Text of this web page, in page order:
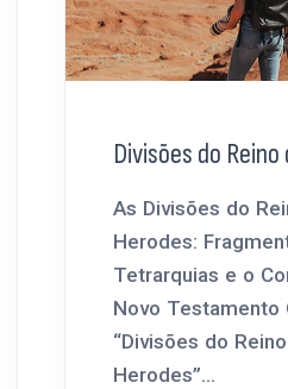
Divisões do
As Divisões do
Herodes:
Tetrarquias e o
Novo Testamento
“Divisões do
Herodes”...